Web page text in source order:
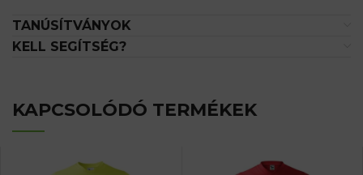
TANÚSÍTVÁNYOK
KELL SEGÍTSÉG?
KAPCSOLÓDÓ TERMÉKEK